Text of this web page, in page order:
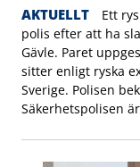
AKTUELLT
Ett
polis efter att ha
Gävle. Paret
sitter enligt ryska
Sverige. Polisen
Säkerhetspolisen